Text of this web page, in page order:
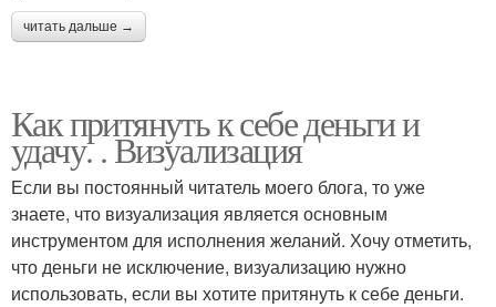
читать дальше →
Как притянуть к себе деньги и
удачу. . Визуализация
Если вы постоянный читатель моего блога, то уже
знаете, что визуализация является основным
инструментом для исполнения желаний. Хочу отметить,
что деньги не исключение, визуализацию нужно
использовать, если вы хотите притянуть к себе деньги.